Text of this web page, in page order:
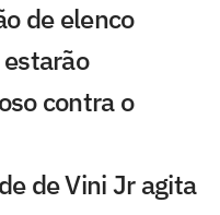
de elenco
contra o
de Vini Jr agita